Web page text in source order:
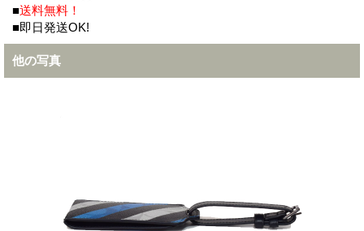
■送料無料！
■即日発送OK!
他の写真